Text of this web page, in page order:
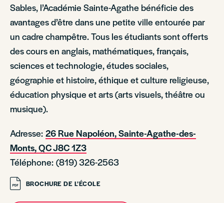
Sables, l’Académie Sainte-Agathe bénéficie des
avantages d’être dans une petite ville entourée par
un cadre champêtre. Tous les étudiants sont offerts
des cours en anglais, mathématiques, français,
sciences et technologie, études sociales,
géographie et histoire, éthique et culture religieuse,
éducation physique et arts (arts visuels, théâtre ou
musique).
Adresse: 26 Rue Napoléon, Sainte-Agathe-des-
Monts, QC J8C 1Z3
Téléphone: (819) 326-2563
BROCHURE DE L’ÉCOLE